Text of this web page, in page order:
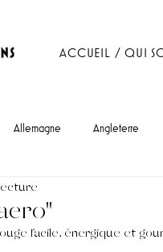
ACCUEIL / QUI
Allemagne Angleterre
facile, énergique et